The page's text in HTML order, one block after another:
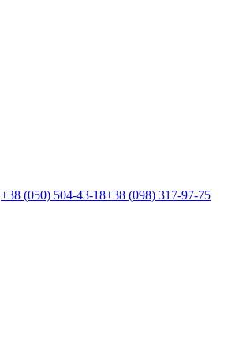
+38 (050) 504-43-18+38 (098) 317-97-75